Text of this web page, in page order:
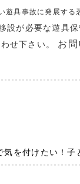
気を付けたい！子
遊具事故に発展する
設が必要な遊具
せ下さい。
お